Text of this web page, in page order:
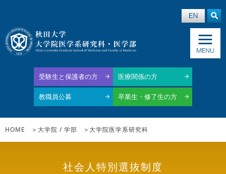
受験生と保護者の方 医療関係の方
教職員公募 卒業生・修了生の方
HOME 大学院 / 学部 大学院医学系研究科
社会人特別選抜制度